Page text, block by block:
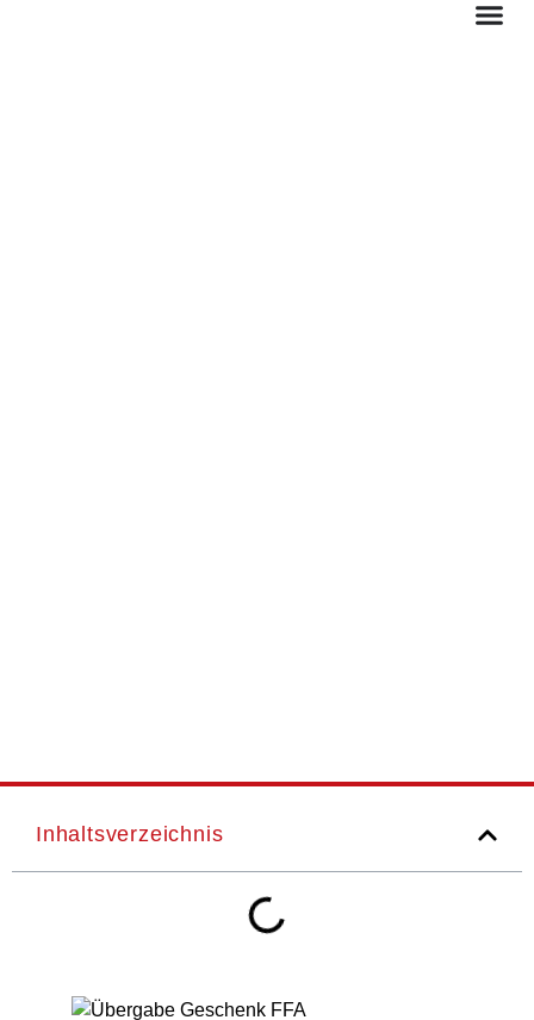
Inhaltsverzeichnis